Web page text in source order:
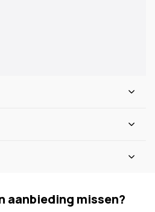
aanbieding missen?